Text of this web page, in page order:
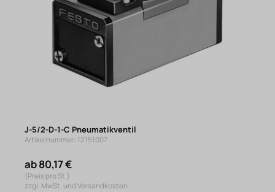
J-5/2-D-1-C Pneumatikventil
Artikelnummer: 12151007
ab 80,17 €
(Preis pro St.)
zzgl. MwSt. und Versandkosten